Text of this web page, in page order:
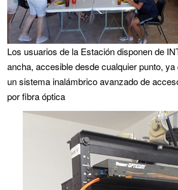
Los usuarios de la Estación disponen de
ancha, accesible desde cualquier punto,
un sistema inalámbrico avanzado de
por fibra óptica